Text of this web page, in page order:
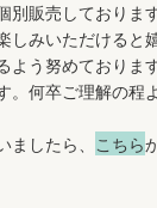
販売しておりま
みいただけると
よう努めておりま
何卒ご理解の程
したら、 こちら